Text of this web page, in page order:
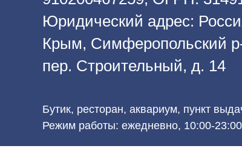
Юридический адрес:
Крым, Симферопольский
пер. Строительный, д. 14
Бутик, ресторан, аквариум, пункт
Режим работы: ежедневно, 10:00-23:00